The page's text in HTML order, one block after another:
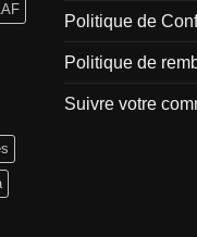
Politique de
Politique de
Suivre votre